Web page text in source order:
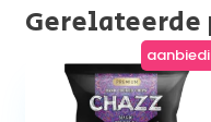
Gerelateerde